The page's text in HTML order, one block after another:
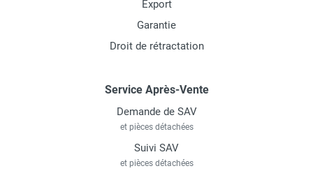
Export
Garantie
Droit de rétractation
Service Après-Vente
Demande de SAV
et pièces détachées
Suivi SAV
et pièces détachées